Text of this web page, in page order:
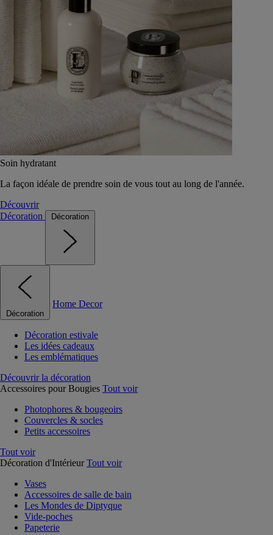
Soin hydratant
La façon idéale de prendre soin de vous tout au long de l'année.
Découvrir
Décoration
Décoration
Décoration
Home Decor
Décoration estivale
Les idées cadeaux
Les emblématiques
Découvrir la décoration
Accessoires pour Bougies Tout voir
Photophores & bougeoirs
Couvercles & socles
Petits accessoires
Tout voir
Décoration d'Intérieur Tout voir
Vases
Accessoires de salle de bain
Les Mondes de Diptyque
Vide-poches
Papeterie